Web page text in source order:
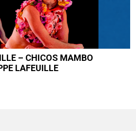
– CHICOS MAMBO
LAFEUILLE